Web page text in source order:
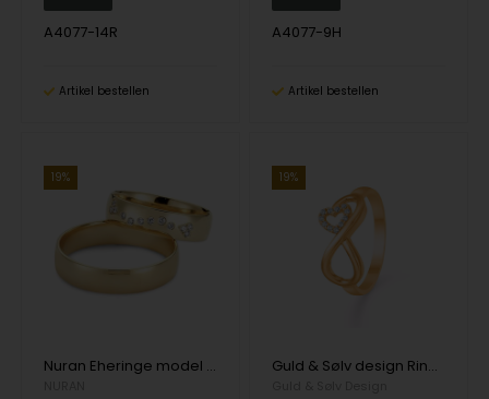
A4077-14R
Artikel bestellen
A4077-9H
Artikel bestellen
19%
Nuran Eheringe model A4077-8G
19%
Guld & Sølv design Ring, model 6406-08